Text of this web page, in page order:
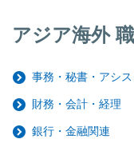
アジア海外
事務・秘書・アシ
財務・会計・経理
銀行・金融関連